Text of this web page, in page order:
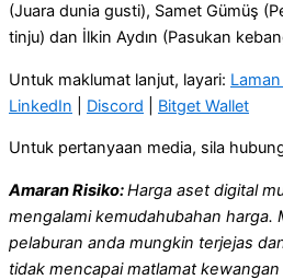
(Juara dunia gusti), Samet Gümüş
tinju) dan İlkin Aydın (Pasukan
Untuk maklumat lanjut, layari:
LinkedIn
Discord Bitget Wallet
Untuk pertanyaan media, sila
Amaran Risiko:Harga aset digital
mengalami kemudahubahan harga.
pelaburan anda mungkin terjejas
tidak mencapai matlamat